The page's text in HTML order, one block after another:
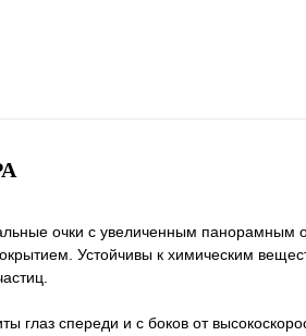
очки с увеличенным панорамным
Устойчивы к химическим
глаз спереди и с боков от